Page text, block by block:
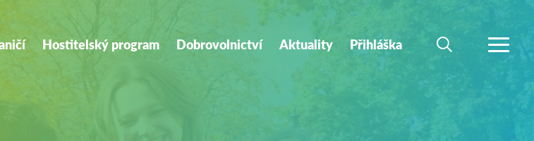
Hostitelský program Dobrovolnictví Aktuality Přihláška
HLEDAT VÍCE